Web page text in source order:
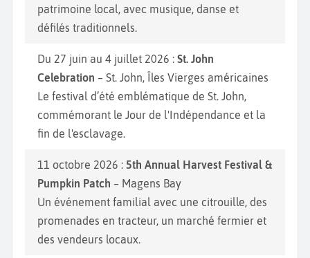
patrimoine local, avec musique, danse et
défilés traditionnels.
Du 27 juin au 4 juillet 2026 : St. John
Celebration – St. John, Îles Vierges américaines
Le festival d’été emblématique de St. John,
commémorant le Jour de l'Indépendance et la
fin de l'esclavage.
11 octobre 2026 : 5th Annual Harvest Festival &
Pumpkin Patch – Magens Bay
Un événement familial avec une citrouille, des
promenades en tracteur, un marché fermier et
des vendeurs locaux.